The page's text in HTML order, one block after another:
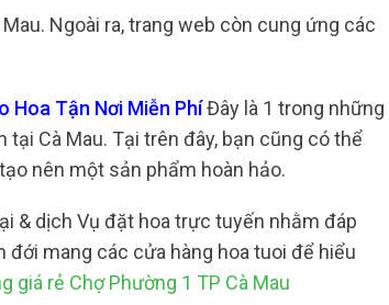
Ngoài ra, trang web còn cung ứng các
Hoa Tận Nơi Miễn PhíĐây là 1 trong những
Cà Mau. Tại trên đây, bạn cũng có thể
nên một sản phẩm hoàn hảo.
& dịch Vụ đặt hoa trực tuyến nhằm đáp
mang các cửa hàng hoa tuoi để hiểu
giá rẻ Chợ Phường 1 TP Cà Mau